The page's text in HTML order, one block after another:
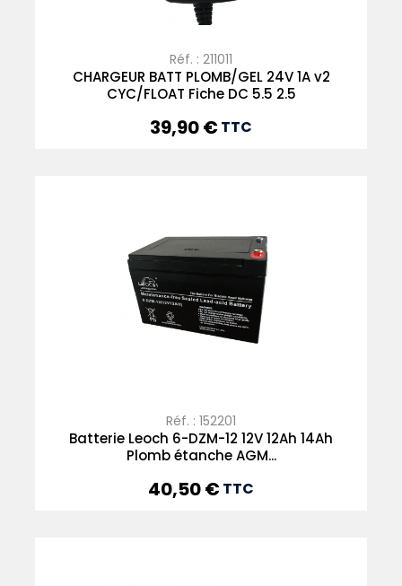
Réf. : 211011
CHARGEUR BATT PLOMB/GEL 24V 1A v2
CYC/FLOAT Fiche DC 5.5 2.5
Prix
39,90 €TTC
Réf. : 152201
Batterie Leoch 6-DZM-12 12V 12Ah 14Ah
Plomb étanche AGM...
Prix
40,50 €TTC